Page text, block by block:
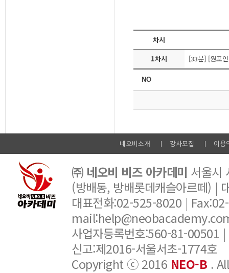
차시
1차시
[33분] [원포
네오비소개 강사모집 이용
㈜ 네오비 비즈 아카데미 서울시
(방배동, 방배롯데캐슬아르떼) |
대표전화:02-525-8020 |
사업자등록번호:560-81-00501
신고:제2016-서울서초-1774호
Copyright ⓒ 2016 NEO-B .